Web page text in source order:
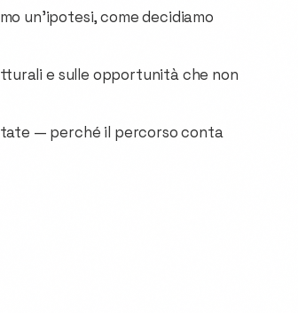
un'ipotesi, come decidiamo
e sulle opportunità che non
— perché il percorso conta